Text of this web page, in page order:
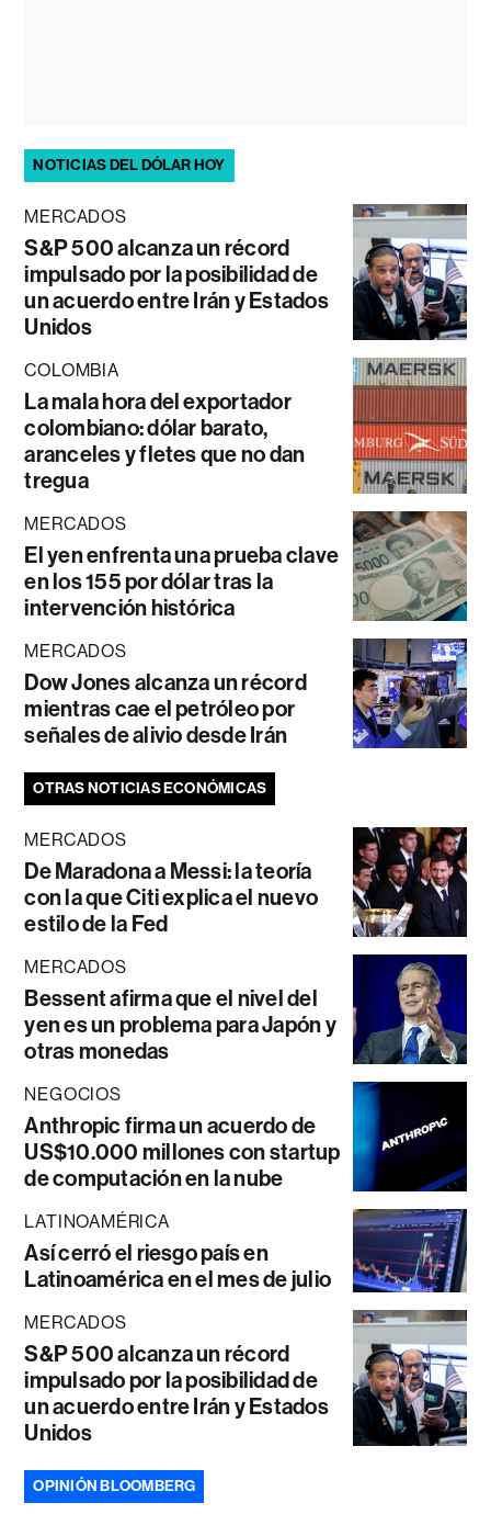
NOTICIAS DEL DÓLAR HOY
MERCADOS
S&P 500 alcanza un récord
impulsado por la posibilidad de
un acuerdo entre Irán y Estados
Unidos
COLOMBIA
La mala hora del exportador
colombiano: dólar barato,
aranceles y fletes que no dan
tregua
MERCADOS
El yen enfrenta una prueba clave
en los 155 por dólar tras la
intervención histórica
MERCADOS
Dow Jones alcanza un récord
mientras cae el petróleo por
señales de alivio desde Irán
OTRAS NOTICIAS ECONÓMICAS
MERCADOS
De Maradona a Messi: la teoría
con la que Citi explica el nuevo
estilo de la Fed
MERCADOS
Bessent afirma que el nivel del
yen es un problema para Japón y
otras monedas
NEGOCIOS
Anthropic firma un acuerdo de
US$10.000 millones con startup
de computación en la nube
LATINOAMÉRICA
Así cerró el riesgo país en
Latinoamérica en el mes de julio
MERCADOS
S&P 500 alcanza un récord
impulsado por la posibilidad de
un acuerdo entre Irán y Estados
Unidos
OPINIÓN BLOOMBERG